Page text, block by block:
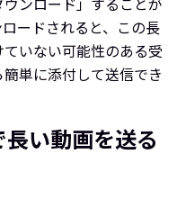
ードされると、この長
いない可能性のある受
単に添付して送信でき
い動画を送る